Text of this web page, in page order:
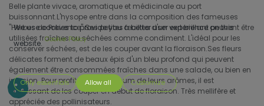
Belle plante vivace, aromatique et médicinale au port
buissonnant.L'hysope entre dans la composition des fameuses
''Herbes de Provence''.Ses petites feuilles d'un vert brillant peuvent être
utilisées fraîches ou séchées comme condiment. L'idéal pour les
conserver séchées, est de les couper avant la floraison.Ses fleurs
délicates forment de beaux épis d'un bleu profond qui peuvent
également être consommées fraîches dans une salade, ou bien en
infusion. Pour profiter au maximum de leurs arômes, il est
intéressant de les couper en début de floraison. Très mellifère et
appréciée des pollinisateurs.
We use cookies to provide you a better user experience on this
website. Cookie Policy
Only essentials Allow all Customize